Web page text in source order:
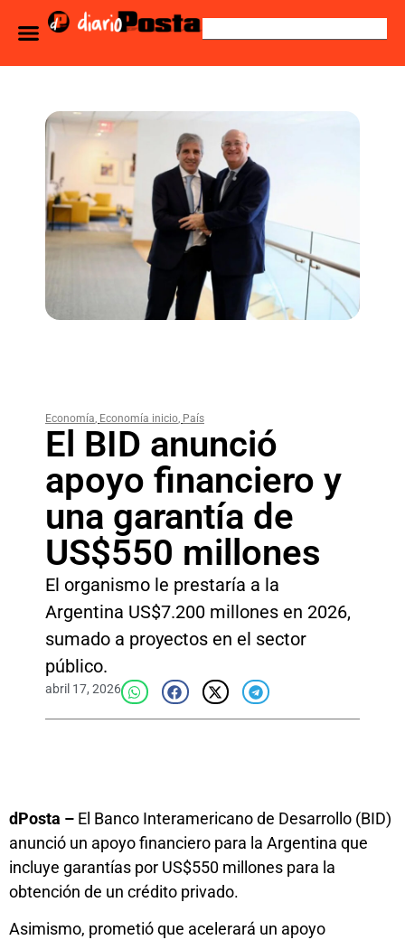
Economía, Economía inicio, País
El BID anunció
apoyo financiero y
una garantía de
US$550 millones
El organismo le prestaría a la
Argentina US$7.200 millones en 2026,
sumado a proyectos en el sector
público.
abril 17, 2026
dPosta – El Banco Interamericano de Desarrollo (BID)
anunció un apoyo financiero para la Argentina que
incluye garantías por US$550 millones para la
obtención de un crédito privado.
Asimismo, prometió que acelerará un apoyo